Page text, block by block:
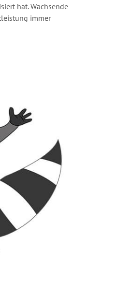
hat. Wachsende
immer